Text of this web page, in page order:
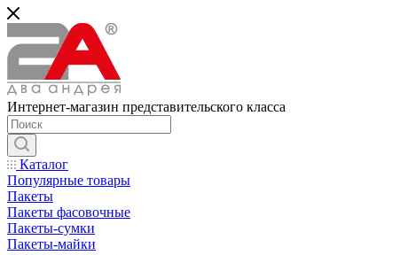
Интернет-магазин представительского класса
Каталог
Популярные товары
Пакеты
Пакеты фасовочные
Пакеты-сумки
Пакеты-майки